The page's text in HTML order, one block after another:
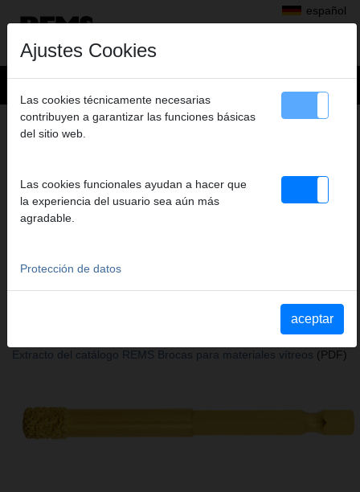
español
Productos>Montar>REMS Helix 22 V VE
> REMS Brocas azulejo Ø 8 mm
Art. nº. 181712 R
Diamantbesetzte Trockenbohrkronen mit Spezial-Wachsfüllung.
Für Keramik, Feinsteinzeug, Granit, Marmor und andere
Extracto del catálogo REMS Brocas para materiales vítreos (PDF)
Ajustes Cookies
Las cookies técnicamente necesarias
contribuyen a garantizar las funciones básicas
del sitio web.
Las cookies funcionales ayudan a hacer que
la experiencia del usuario sea aún más
agradable.
Protección de datos
aceptar